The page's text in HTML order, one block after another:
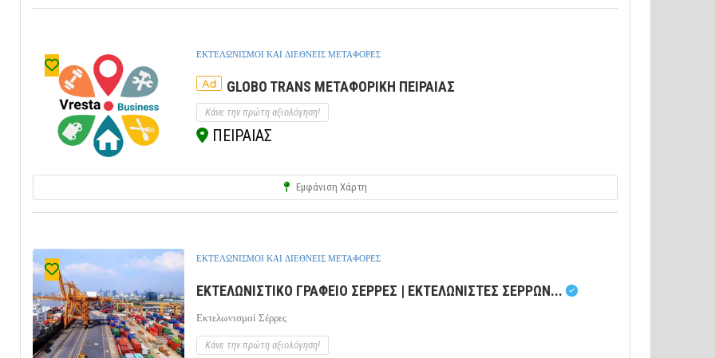
ΕΚΤΕΛΩΝΙΣΜΟΙ ΚΑΙ ΔΙΕΘΝΕΙΣ ΜΕΤΑΦΟΡΕΣ
Ad GLOBO TRANS ΜΕΤΑΦΟΡΙΚΗ ΠΕΙΡΑΙΑΣ
Κάνε την πρώτη αξιολόγηση!
ΠΕΙΡΑΙΑΣ
Εμφάνιση Χάρτη
ΕΚΤΕΛΩΝΙΣΜΟΙ ΚΑΙ ΔΙΕΘΝΕΙΣ ΜΕΤΑΦΟΡΕΣ
ΕΚΤΕΛΩΝΙΣΤΙΚΟ ΓΡΑΦΕΙΟ ΣΕΡΡΕΣ | ΕΚΤΕΛΩΝΙΣΤΕΣ ΣΕΡΡΩΝ...
Εκτελωνισμοί Σέρρες
Κάνε την πρώτη αξιολόγηση!